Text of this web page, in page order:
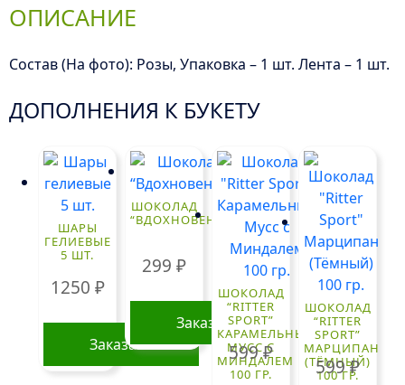
ОПИСАНИЕ
Состав (На фото): Розы, Упаковка – 1 шт. Лента – 1 шт.
ДОПОЛНЕНИЯ К БУКЕТУ
ШАРЫ
ГЕЛИЕВЫЕ
5 ШТ.
1250 ₽
Заказать
ШОКОЛАД
“ВДОХНОВЕНИЕ”
299₽
Заказать
ШОКОЛАД
“RITTER
SPORT”
КАРАМЕЛЬНЫЙ
МУСС С
МИНДАЛЕМ
100 ГР.
599₽
ШОКОЛАД
“RITTER
SPORT”
МАРЦИПАН
(ТЁМНЫЙ)
100 ГР.
599₽